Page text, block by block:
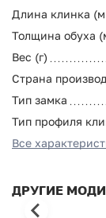
Длина клинка
Толщина обуха
Вес (г)
Страна
Тип замка
Тип профиля
Все
ДРУГИЕ